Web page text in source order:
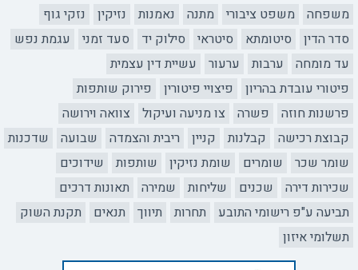
משפחה
משפט ציבורי מתנה נאמנות נזיקין
נזקי גוף
סדר הדין
סיטומתא סיטראי סילוק יד סעד זמני
עגמת נפש
עד מומחה
ערבות ערעור
עשיית דין עצמית
פיטורי עובדת בהריון
פיצויי פיטורין
פירוק שותפות
פרשנות חוזה
פשרה צו מניעה ועיקול
צוואה וירושה
קבוצת רכישה
קבלנות קניין ריבית והצמדה שבועה
שדכנות
שומר שכר
שומרים שומת נזיקין שותפות
שידוכים
שכירות דירה
שכנים שליחות שמירה
תאונות דרכים
תביעה ע"פ רישומי התובע
תחרות תיווך תנאים
תקנת השוק
תשלומי איזון